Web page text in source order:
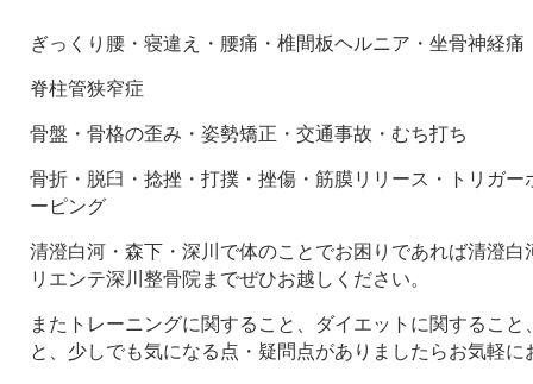
ぎっくり腰・寝違え・腰痛・椎間板ヘルニア・坐骨神経痛
脊柱管狭窄症
骨盤・骨格の歪み・姿勢矯正・交通事故・むち打ち
骨折・脱臼・捻挫・打撲・挫傷・筋膜リリース・トリガー
ーピング
清澄白河・森下・深川で体のことでお困りであれば清澄
リエンテ深川整骨院までぜひお越しください。
またトレーニングに関すること、ダイエットに関するこ
と、少しでも気になる点・疑問点がありましたらお気軽に